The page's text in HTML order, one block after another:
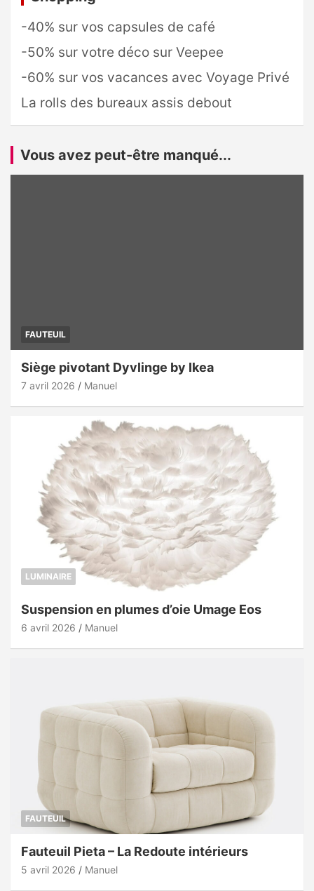
-40% sur vos capsules de café
-50% sur votre déco sur Veepee
-60% sur vos vacances avec Voyage Privé
La rolls des bureaux assis debout
Vous avez peut-être manqué...
FAUTEUIL
Siège pivotant Dyvlinge by Ikea
7 avril 2026 Manuel
LUMINAIRE
Suspension en plumes d’oie Umage Eos
6 avril 2026 Manuel
FAUTEUIL
Fauteuil Pieta – La Redoute intérieurs
5 avril 2026 Manuel